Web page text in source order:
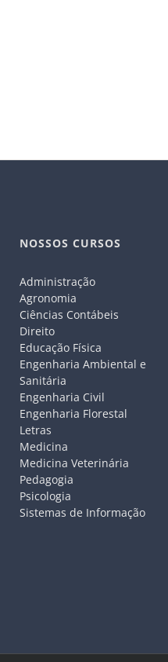
NOSSOS CURSOS
Administração
Agronomia
Ciências Contábeis
Direito
Educação Física
Engenharia Ambiental e
Sanitária
Engenharia Civil
Engenharia Florestal
Letras
Medicina
Medicina Veterinária
Pedagogia
Psicologia
Sistemas de Informação